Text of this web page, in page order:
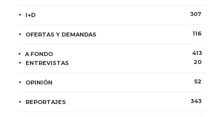
I+D 307
OFERTAS Y DEMANDAS 116
A FONDO
413
ENTREVISTAS
20
OPINIÓN 52
REPORTAJES 343